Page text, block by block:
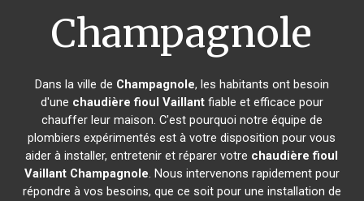
Champagnole
Dans la ville de Champagnole, les habitants ont besoin
d'une chaudière fioul Vaillantfiable et efficace pour
chauffer leur maison. C'est pourquoi notre équipe de
plombiers expérimentés est à votre disposition pour vous
aider à installer, entretenir et réparer votre chaudière fioul
Vaillant Champagnole. Nous intervenons rapidement pour
répondre à vos besoins, que ce soit pour une installation de